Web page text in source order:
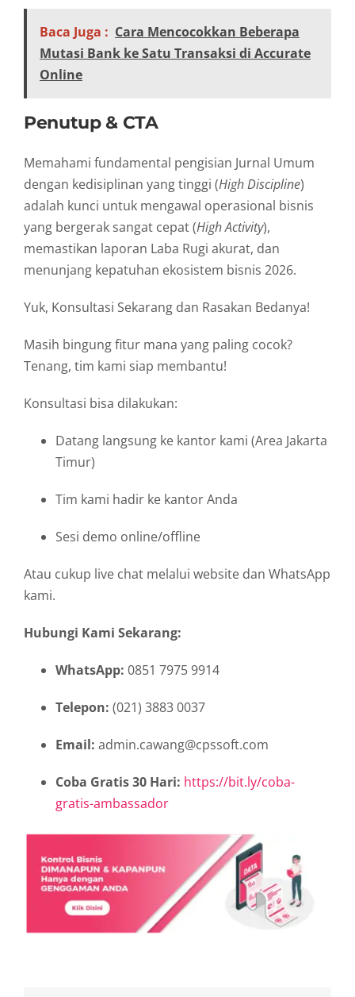
Baca Juga : Cara Mencocokkan Beberapa
Mutasi Bank ke Satu Transaksi di Accurate
Online
Penutup & CTA
Memahami fundamental pengisian Jurnal Umum
dengan kedisiplinan yang tinggi (High Discipline)
adalah kunci untuk mengawal operasional bisnis
yang bergerak sangat cepat (High Activity),
memastikan laporan Laba Rugi akurat, dan
menunjang kepatuhan ekosistem bisnis 2026.
Yuk, Konsultasi Sekarang dan Rasakan Bedanya!
Masih bingung fitur mana yang paling cocok?
Tenang, tim kami siap membantu!
Konsultasi bisa dilakukan:
Datang langsung ke kantor kami (Area Jakarta
Timur)
Tim kami hadir ke kantor Anda
Sesi demo online/offline
Atau cukup live chat melalui website dan WhatsApp
kami.
Hubungi Kami Sekarang:
WhatsApp: 0851 7975 9914
Telepon: (021) 3883 0037
Email: admin.cawang@cpssoft.com
Coba Gratis 30 Hari: https://bit.ly/coba-
gratis-ambassador